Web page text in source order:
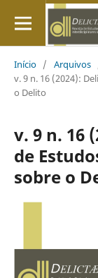
Início / Arquivos
v. 9 n. 16 (2024):
o Delito
v. 9 n. 16
de
sobre o